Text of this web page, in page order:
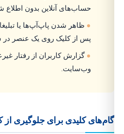
حساب‌های آنلاین بدون اطلاع شما.
ظاهر شدن پاپ‌آپ‌ها یا تبلیغات
پس از کلیک روی یک عنصر در
گزارش کاربران از رفتار غیرعادی
وب‌سایت.
کلیدی برای جلوگیری از